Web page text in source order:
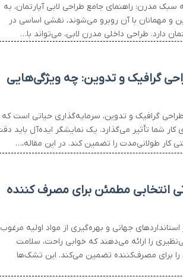
سبک مدرن: راهنمای جامع طراحی لابی آپارتمان، به
و مهمانان با آن روبرو می‌شوند، نقشی اساسی در
دارد. طراحی داخلی مدرن لابی، می‌تواند با…
گرافیک و تدوین: چه ویژگی‌هایی
گرافیک و تدوین، سرمایه‌گذاری حیاتی است که
شما تأثیر می‌گذارد. یک نمایشگر ایده‌آل باید
کار طولانی‌مدت را تضمین کند. در این مقاله،…
انتخابی مطمئن برای مصرف کننده
جهانی و بهره‌گیری از مواد اولیه مرغوب
را ارائه می‌دهند که خوابی راحت، سلامت
را برای مصرف‌کننده تضمین می‌کند. این تشک‌ها